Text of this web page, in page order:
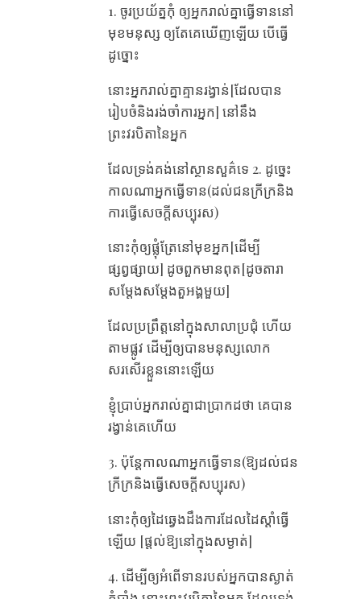
1. ចូរ​ប្រយ័ត្នកុំ​ ឲ្យ​អ្នក​រាល់​គ្នា​ធ្វើ​ទាននៅ​
មុខ​មនុស្ស ឲ្យ​តែ​គេ​ឃើញ​ឡើយ បើ​ធ្វើ​
ដូច្នោះ
នោះ​អ្នក​រាល់​គ្នា​គ្មាន​រង្វាន់[ដែលបាន
រៀបចំនិងរង់ចាំការអ្នក] នៅ​នឹង​
ព្រះវរបិតា​នៃ​អ្នក
ដែល​ទ្រង់​គង់​នៅ​ស្ថានសួគ៌​ទេ 2. ដូច្នេះ
កាល​ណា​អ្នក​ធ្វើ​ទាន(ដល់ជនក្រីក្រនិង
ការធ្វើសេចក្ដីសប្បុរស)
នោះ​កុំ​ឲ្យ​ផ្លុំ​ត្រែ​នៅ​មុខ​អ្នក[ដើម្បី
ផ្សព្វផ្សាយ] ដូច​ពួក​មាន​ពុត[ដូចតារា
សម្ដែងសម្ដែងតួអង្គមួយ]
ដែល​ប្រព្រឹត្ត​នៅ​ក្នុង​សាលា​ប្រជុំ ហើយ​
តាម​ផ្លូវ ដើម្បី​ឲ្យ​បាន​មនុស្ស​លោក​
សរសើរ​ខ្លួន​នោះ​ឡើយ
ខ្ញុំ​ប្រាប់​អ្នក​រាល់​គ្នា​ជា​ប្រាកដ​ថា គេ​បាន​
រង្វាន់​គេ​ហើយ
3. ប៉ុន្តែកាល​ណា​អ្នក​ធ្វើ​ទាន(ឱ្យដល់ជន
ក្រីក្រនិងធ្វើសេចក្ដីសប្បុរស)
នោះ​កុំ​ឲ្យ​ដៃ​ឆ្វេង​ដឹង​ការ​ដែល​ដៃ​ស្តាំ​ធ្វើ​
ឡើយ [ផ្តល់ឱ្យនៅក្នុងសម្ងាត់]
4. ដើម្បី​ឲ្យ​អំពើ​ទាន​របស់អ្នកបាន​ស្ងាត់​